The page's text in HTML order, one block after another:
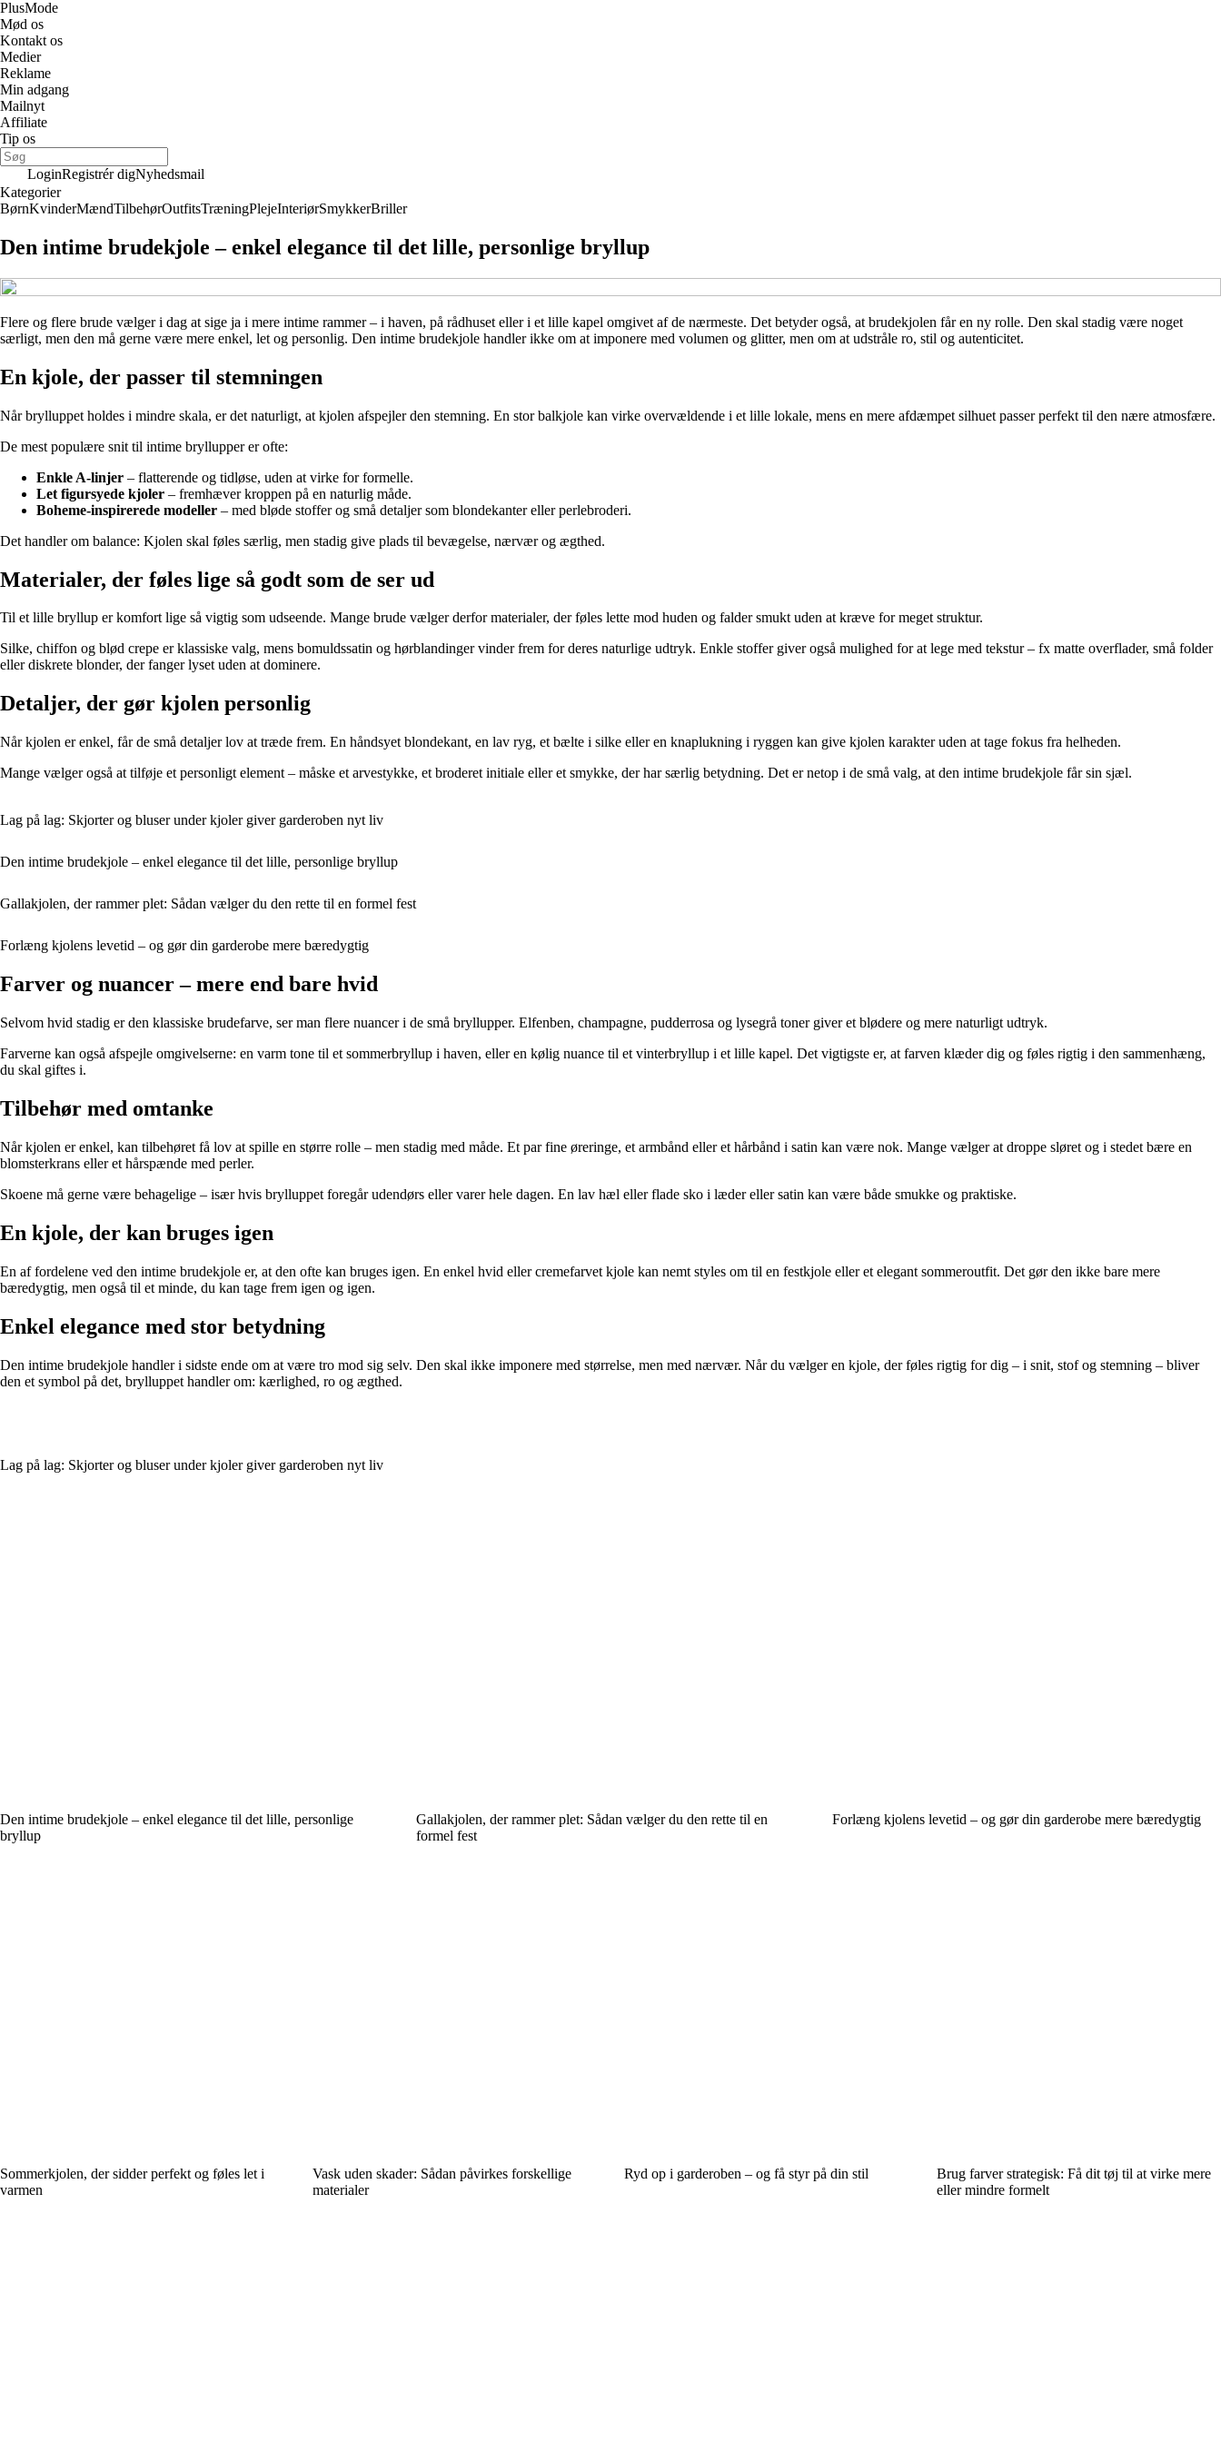
PlusMode
Mød os
Kontakt os
Medier
Reklame
Min adgang
Mailnyt
Affiliate
Tip os
LoginRegistrér digNyhedsmail
Kategorier
BørnKvinderMændTilbehørOutfitsTræningPlejeInteriørSmykkerBriller
Den intime brudekjole – enkel elegance til det lille, personlige bryllup
Flere og flere brude vælger i dag at sige ja i mere intime rammer – i haven, på rådhuset eller i et lille kapel omgivet af de nærmeste. Det betyder også, at brudekjolen får en ny rolle. Den skal stadig være noget
særligt, men den må gerne være mere enkel, let og personlig. Den intime brudekjole handler ikke om at imponere med volumen og glitter, men om at udstråle ro, stil og autenticitet.
En kjole, der passer til stemningen
Når brylluppet holdes i mindre skala, er det naturligt, at kjolen afspejler den stemning. En stor balkjole kan virke overvældende i et lille lokale, mens en mere afdæmpet silhuet passer perfekt til den nære atmosfære.
De mest populære snit til intime bryllupper er ofte:
Enkle A-linjer – flatterende og tidløse, uden at virke for formelle.
Let figursyede kjoler – fremhæver kroppen på en naturlig måde.
Boheme-inspirerede modeller – med bløde stoffer og små detaljer som blondekanter eller perlebroderi.
Det handler om balance: Kjolen skal føles særlig, men stadig give plads til bevægelse, nærvær og ægthed.
Materialer, der føles lige så godt som de ser ud
Til et lille bryllup er komfort lige så vigtig som udseende. Mange brude vælger derfor materialer, der føles lette mod huden og falder smukt uden at kræve for meget struktur.
Silke, chiffon og blød crepe er klassiske valg, mens bomuldssatin og hørblandinger vinder frem for deres naturlige udtryk. Enkle stoffer giver også mulighed for at lege med tekstur – fx matte overflader, små folder
eller diskrete blonder, der fanger lyset uden at dominere.
Detaljer, der gør kjolen personlig
Når kjolen er enkel, får de små detaljer lov at træde frem. En håndsyet blondekant, en lav ryg, et bælte i silke eller en knaplukning i ryggen kan give kjolen karakter uden at tage fokus fra helheden.
Mange vælger også at tilføje et personligt element – måske et arvestykke, et broderet initiale eller et smykke, der har særlig betydning. Det er netop i de små valg, at den intime brudekjole får sin sjæl.
Lag på lag: Skjorter og bluser under kjoler giver garderoben nyt liv
Den intime brudekjole – enkel elegance til det lille, personlige bryllup
Gallakjolen, der rammer plet: Sådan vælger du den rette til en formel fest
Forlæng kjolens levetid – og gør din garderobe mere bæredygtig
Farver og nuancer – mere end bare hvid
Selvom hvid stadig er den klassiske brudefarve, ser man flere nuancer i de små bryllupper. Elfenben, champagne, pudderrosa og lysegrå toner giver et blødere og mere naturligt udtryk.
Farverne kan også afspejle omgivelserne: en varm tone til et sommerbryllup i haven, eller en kølig nuance til et vinterbryllup i et lille kapel. Det vigtigste er, at farven klæder dig og føles rigtig i den sammenhæng,
du skal giftes i.
Tilbehør med omtanke
Når kjolen er enkel, kan tilbehøret få lov at spille en større rolle – men stadig med måde. Et par fine øreringe, et armbånd eller et hårbånd i satin kan være nok. Mange vælger at droppe sløret og i stedet bære en
blomsterkrans eller et hårspænde med perler.
Skoene må gerne være behagelige – især hvis brylluppet foregår udendørs eller varer hele dagen. En lav hæl eller flade sko i læder eller satin kan være både smukke og praktiske.
En kjole, der kan bruges igen
En af fordelene ved den intime brudekjole er, at den ofte kan bruges igen. En enkel hvid eller cremefarvet kjole kan nemt styles om til en festkjole eller et elegant sommeroutfit. Det gør den ikke bare mere
bæredygtig, men også til et minde, du kan tage frem igen og igen.
Enkel elegance med stor betydning
Den intime brudekjole handler i sidste ende om at være tro mod sig selv. Den skal ikke imponere med størrelse, men med nærvær. Når du vælger en kjole, der føles rigtig for dig – i snit, stof og stemning – bliver
den et symbol på det, brylluppet handler om: kærlighed, ro og ægthed.
Lag på lag: Skjorter og bluser under kjoler giver garderoben nyt liv
Den intime brudekjole – enkel elegance til det lille, personlige
bryllup
Gallakjolen, der rammer plet: Sådan vælger du den rette til en
formel fest
Forlæng kjolens levetid – og gør din garderobe mere bæredygtig
Sommerkjolen, der sidder perfekt og føles let i
varmen
Vask uden skader: Sådan påvirkes forskellige
materialer
Ryd op i garderoben – og få styr på din stil
Brug farver strategisk: Få dit tøj til at virke mere
eller mindre formelt